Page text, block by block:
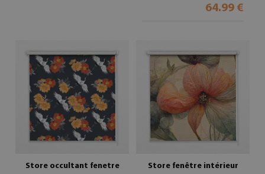
64.99 €
Store occultant fenetre
Store fenêtre intérieur